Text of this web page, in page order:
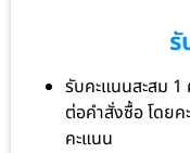
รับคะแนนสะสม
ต่อคำสั่งซื้อ โดย
คะแนน